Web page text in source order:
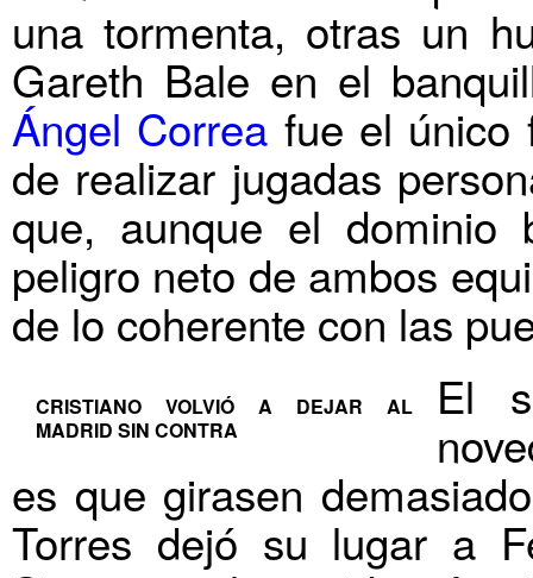
una tormenta, otras un
Gareth Bale en el
Ángel Correa fue el único
de realizar jugadas
que, aunque el dominio
peligro neto de ambos
de lo coherente con las
CRISTIANO VOLVIÓ A DEJAR AL
MADRID SIN CONTRA
El
es que girasen
Torres dejó su lugar a